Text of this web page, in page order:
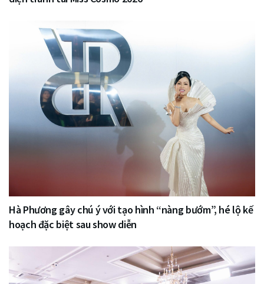
Hà Phương gây chú ý với tạo hình “nàng bướm”, hé lộ kế
hoạch đặc biệt sau show diễn